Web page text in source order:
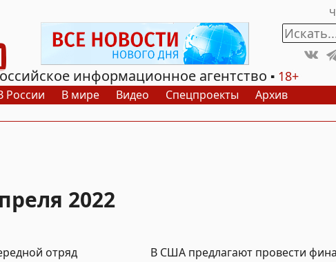
информационное агентство
18+
России В мире Видео Спецпроекты Архив
2022
отряд
В США предлагают провести